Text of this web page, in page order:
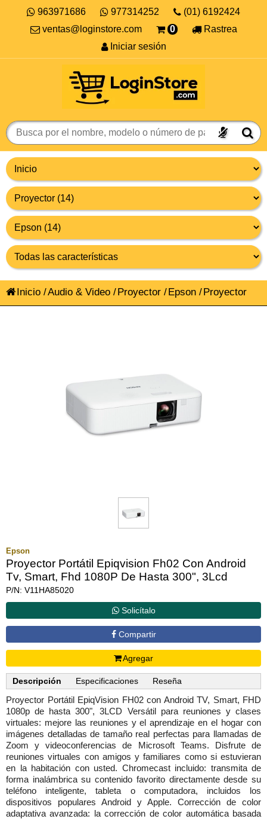
963971686 977314252
(01) 6192424
ventas@loginstore.com
0
Rastrea
Iniciar sesión
Inicio /Audio & Video /Proyector /Epson /Proyector
Epson
Proyector Portátil Epiqvision Fh02 Con Android
Tv, Smart, Fhd 1080P De Hasta 300", 3Lcd
P/N: V11HA85020
Solicítalo
Compartir
Agregar
Descripción Especificaciones Reseña
Proyector Portátil EpiqVision FH02 con Android TV, Smart, FHD
1080p de hasta 300", 3LCD Versátil para reuniones y clases
virtuales: mejore las reuniones y el aprendizaje en el hogar con
imágenes detalladas de tamaño real perfectas para llamadas de
Zoom y videoconferencias de Microsoft Teams. Disfrute de
reuniones virtuales con amigos y familiares como si estuvieran
en la habitación con usted. Chromecast incluido: transmita de
forma inalámbrica su contenido favorito directamente desde su
teléfono inteligente, tableta o computadora, incluidos los
dispositivos populares Android y Apple. Corrección de color
adaptativa avanzada: la corrección de color automática basada